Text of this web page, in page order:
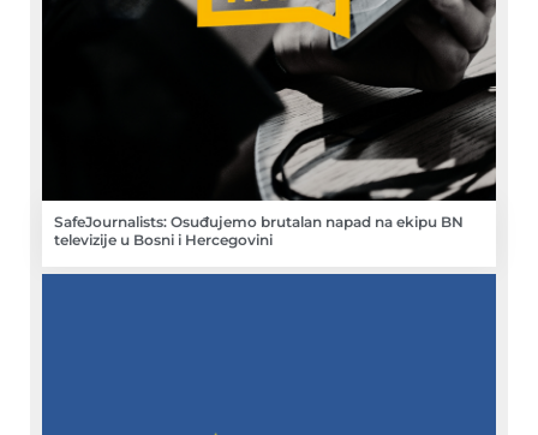
SafeJournalists: Osuđujemo brutalan napad na ekipu BN
televizije u Bosni i Hercegovini